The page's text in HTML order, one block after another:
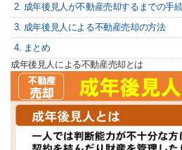
2. 成年後見人が不動産売却するまでの手
3. 成年後見人による不動産売却の方法
4. まとめ
成年後見人による不動産売却とは